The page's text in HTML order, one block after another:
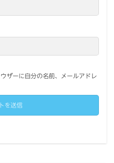
ザーに自分の名前、メールアドレ